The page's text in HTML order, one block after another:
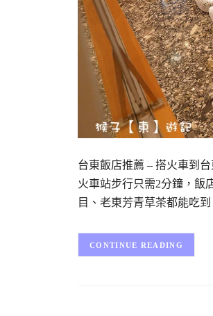
台東飯店推薦 – 搭火車到
火車站步行只需2分鐘，飯
目、老東芳青草茶都能吃
CONTINUE READING